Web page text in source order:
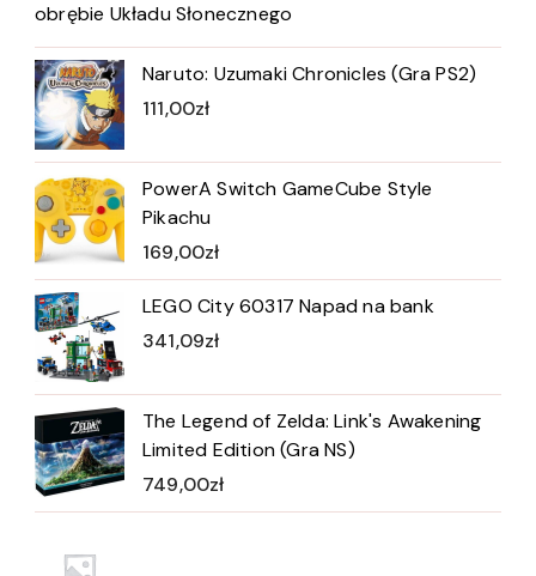
obrębie Układu Słonecznego
Naruto: Uzumaki Chronicles (Gra PS2)
111,00zł
PowerA Switch GameCube Style
Pikachu
169,00zł
LEGO City 60317 Napad na bank
341,09zł
The Legend of Zelda: Link's Awakening
Limited Edition (Gra NS)
749,00zł